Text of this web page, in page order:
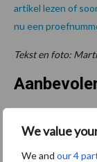
We value
We and our 4
artikel lezen of
nu een
Tekst en foto: